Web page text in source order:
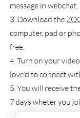
message in webchat.
3. Download the
computer, pad or
free.
4. Turn on your
love'd to connect
5. You will receive
7 days wheter you